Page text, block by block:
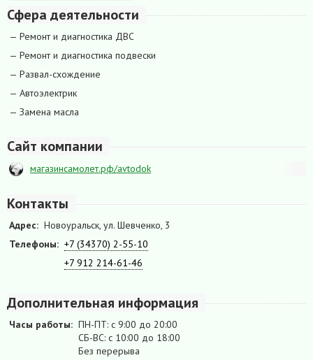
Сфера деятельности
— Ремонт и диагностика ДВС
— Ремонт и диагностика подвески
— Развал-схождение
— Автоэлектрик
— Замена масла
Сайт компании
магазинсамолет.рф/avtodok
Контакты
Адрес: Новоуральск, ул. Шевченко, 3
Телефоны: +7 (34370) 2-55-10
+7 912 214-61-46
Дополнительная информация
Часы работы: ПН-ПТ: c 9:00 до 20:00
СБ-ВС: с 10:00 до 18:00
Без перерыва